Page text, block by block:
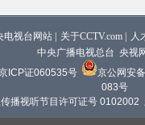
电视台网站 关于CCTV.com
人
中央广播电视总台 央视
ICP证060535号
京公网安
083号
传播视听节目许可证号